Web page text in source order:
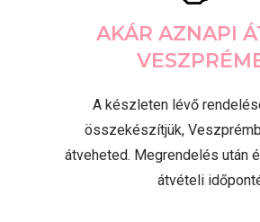
AKÁR AZNAPI
A készleten lévő
összekészítjük,
átveheted. Megrendelés után
átvételi